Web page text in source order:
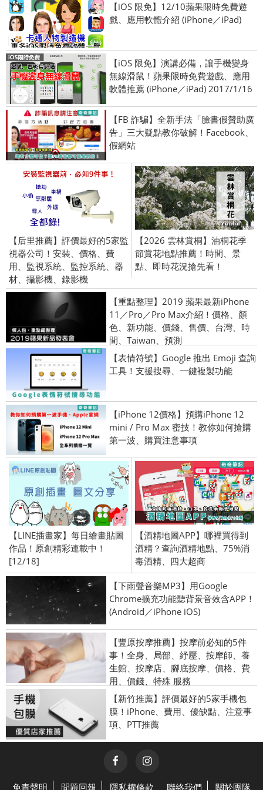
【iOS 限免】12/10蘋果限時免費遊
戲、應用軟體介紹 (iPhone／iPad)
【iOS 限免】演講必備，讓手機變身
無線滑鼠！蘋果限時免費遊戲、應用
軟體推薦 (iPhone／iPad) 2017/1/16
【FB 詐騙】全新手法「臉書假贊助廣
告」三大疑點教你破解！Facebook、
假網站
【后里推薦】評價最好的5家監
視器公司！安裝、價格、費
用、監視系統、監控系統、器
材、攝影機、錄影機
【2026 雲林賞桐】油桐花季
節賞花地點推薦！時間、景
點、即時花況搶先看！
【重點整理】2019 蘋果最新iPhone
11／Pro／Pro Max介紹！價格、顏
色、新功能、價錢、售價、台灣、時
間、Taiwan、預測
【表情符號】Google 推出 Emoji 查詢
工具！支援搜尋、一鍵複製功能
【iPhone 12價格】預購iPhone 12
mini / Pro Max 密技！教你如何搶購
第一波、購買注意事項
【LINE插畫家】每日繪畫貼圖
作品！原創精彩連載中！
[12/18]
【酒精地圖APP】哪裡買得到
酒精？查詢酒精地點、75%消
毒酒精、四大超商
【下雨聲音樂MP3】用Google
Chrome擴充功能聽背景音效含APP！
(Android／iPhone iOS)
【豐原按摩推薦】按摩前必知的5件
事！全身、局部、紓壓、按摩師、養
生館、按摩店、腳底按摩、價格、費
用、價錢、特殊 服務
【新竹推薦】評價最好的5家手機包
膜！iPhone、費用、優缺點、注意事
項、PTT推薦
免責聲明 問題回報 隱私權條款 聯絡我們 關於團隊